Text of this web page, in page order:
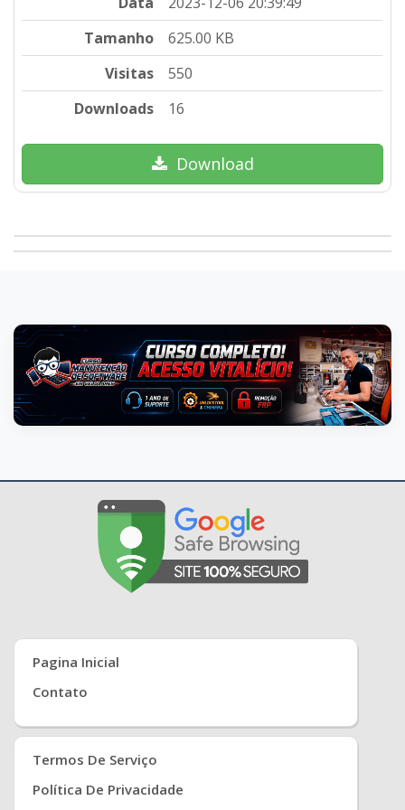
Tamanho
625.00 KB
Visitas
550
Downloads
16
Download
Pagina Inicial
Contato
Termos De Serviço
Política De Privacidade